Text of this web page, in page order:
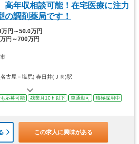
高年収相談可能！在宅医療に注力
の調剤薬局です！
万円～50.0万円
円～700万円
名古屋－塩尻) 春日井(ＪＲ)駅
応募可能 残業月10ｈ以下 車通勤可
積極採用中
この求人に興味がある